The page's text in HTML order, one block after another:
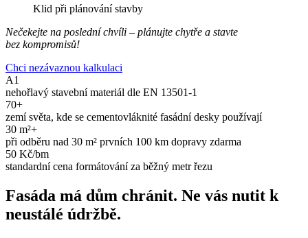
Klid při plánování stavby
Nečekejte na poslední chvíli – plánujte chytře a stavte
bez kompromisů!
Chci nezávaznou kalkulaci
A1
nehořlavý stavební materiál dle EN 13501-1
70+
zemí světa, kde se cementovláknité fasádní desky používají
30 m²+
při odběru nad 30 m² prvních 100 km dopravy zdarma
50 Kč/bm
standardní cena formátování za běžný metr řezu
Fasáda má dům chránit. Ne vás nutit k
neustálé údržbě.